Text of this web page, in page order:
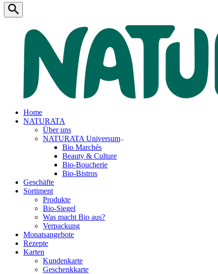
Home
NATURATA
Über uns
NATURATA Universum
Bio Marchés
Beauty & Culture
Bio-Boucherie
Bio-Bistros
Geschäfte
Sortiment
Produkte
Bio-Siegel
Was macht Bio aus?
Verpackung
Monatsangebote
Rezepte
Karten
Kundenkarte
Geschenkkarte